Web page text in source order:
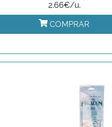
2.66€/u.
COMPRAR